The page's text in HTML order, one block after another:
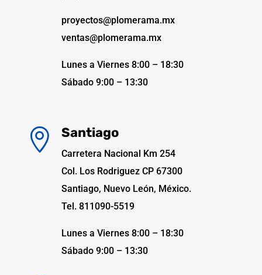
proyectos@plomerama.mx
ventas@plomerama.mx
Lunes a Viernes 8:00 – 18:30
Sábado 9:00 – 13:30
 Santiago
Carretera Nacional Km 254
Col. Los Rodriguez CP 67300
Santiago, Nuevo León, México.
Tel. 811090-5519
Lunes a Viernes 8:00 – 18:30
Sábado 9:00 – 13:30